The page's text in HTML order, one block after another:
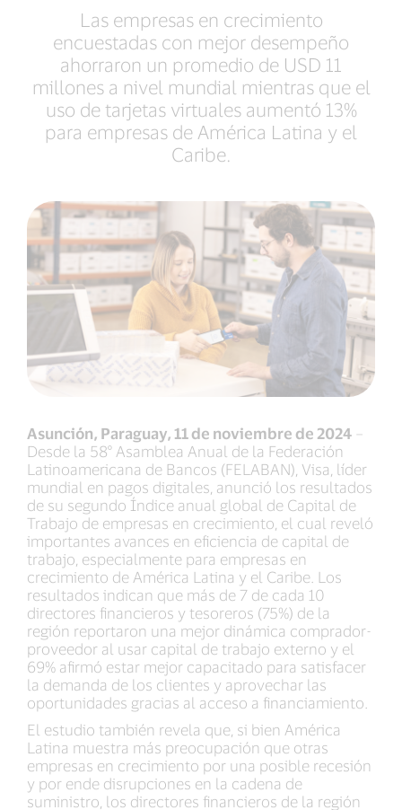
Las empresas en crecimiento
encuestadas con mejor desempeño
ahorraron un promedio de USD 11
millones a nivel mundial mientras que el
uso de tarjetas virtuales aumentó 13%
para empresas de América Latina y el
Caribe.
Asunción, Paraguay, 11 de noviembre de 2024 –
Desde la 58° Asamblea Anual de la Federación
Latinoamericana de Bancos (FELABAN), Visa, líder
mundial en pagos digitales, anunció los resultados
de su segundo Índice anual global de Capital de
Trabajo de empresas en crecimiento, el cual reveló
importantes avances en eficiencia de capital de
trabajo, especialmente para empresas en
crecimiento de América Latina y el Caribe. Los
resultados indican que más de 7 de cada 10
directores financieros y tesoreros (75%) de la
región reportaron una mejor dinámica comprador-
proveedor al usar capital de trabajo externo y el
69% afirmó estar mejor capacitado para satisfacer
la demanda de los clientes y aprovechar las
oportunidades gracias al acceso a financiamiento.
El estudio también revela que, si bien América
Latina muestra más preocupación que otras
empresas en crecimiento por una posible recesión
y por ende disrupciones en la cadena de
suministro, los directores financieros de la región